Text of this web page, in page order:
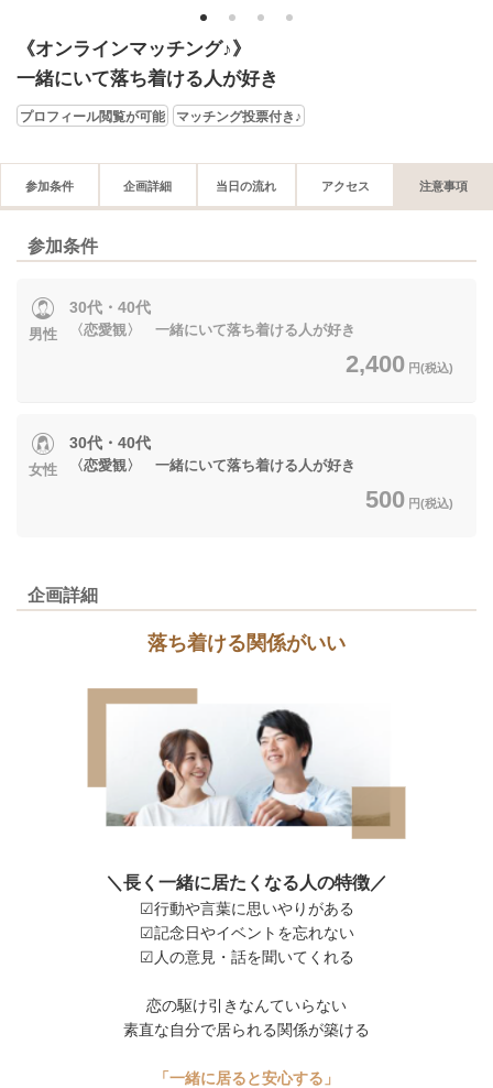
1 2 3 4
《オンラインマッチング♪》
一緒にいて落ち着ける人が好き
プロフィール閲覧が可能 マッチング投票付き♪
参加条件 企画詳細 当日の流れ アクセス 注意事項
参加条件
男性
30代・40代
〈恋愛観〉 一緒にいて落ち着ける人が好き
2,400 円(税込)
女性
30代・40代
〈恋愛観〉 一緒にいて落ち着ける人が好き
500 円(税込)
企画詳細
落ち着ける関係がいい
＼長く一緒に居たくなる人の特徴／
☑行動や言葉に思いやりがある
☑記念日やイベントを忘れない
☑人の意見・話を聞いてくれる
恋の駆け引きなんていらない
素直な自分で居られる関係が築ける
「一緒に居ると安心する」